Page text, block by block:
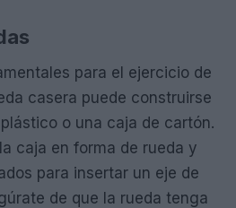
para el ejercicio de
casera puede construirse
o una caja de cartón.
caja en forma de rueda y
para insertar un eje de
de que la rueda tenga